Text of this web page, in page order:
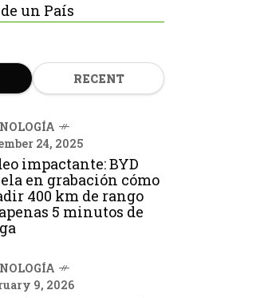
un País
RECENT
24, 2025
impactante: BYD
en grabación cómo
400 km de rango
5 minutos de
9, 2026